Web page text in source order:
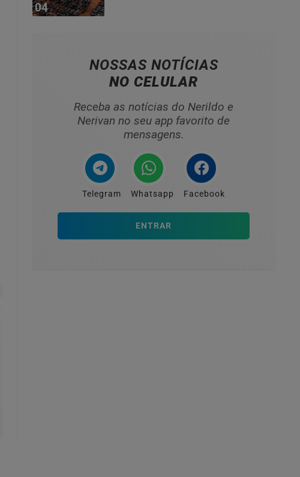
04
NOSSAS NOTÍCIAS
NO CELULAR
Receba as notícias do Nerildo e
Nerivan no seu app favorito de
mensagens.
Telegram Whatsapp Facebook
ENTRAR